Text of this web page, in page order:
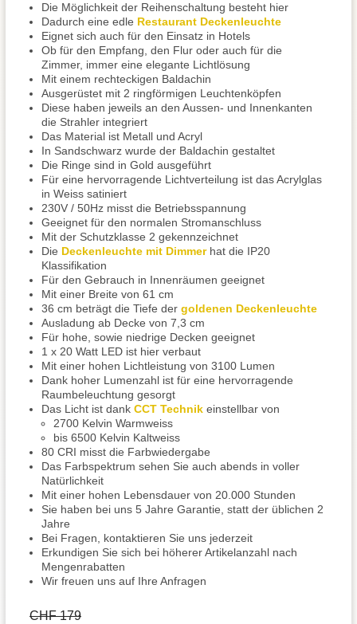
Die Möglichkeit der Reihenschaltung besteht hier
Dadurch eine edle Restaurant Deckenleuchte
Eignet sich auch für den Einsatz in Hotels
Ob für den Empfang, den Flur oder auch für die
Zimmer, immer eine elegante Lichtlösung
Mit einem rechteckigen Baldachin
Ausgerüstet mit 2 ringförmigen Leuchtenköpfen
Diese haben jeweils an den Aussen- und Innenkanten
die Strahler integriert
Das Material ist Metall und Acryl
In Sandschwarz wurde der Baldachin gestaltet
Die Ringe sind in Gold ausgeführt
Für eine hervorragende Lichtverteilung ist das Acrylglas
in Weiss satiniert
230V / 50Hz misst die Betriebsspannung
Geeignet für den normalen Stromanschluss
Mit der Schutzklasse 2 gekennzeichnet
Die Deckenleuchte mit Dimmerhat die IP20
Klassifikation
Für den Gebrauch in Innenräumen geeignet
Mit einer Breite von 61 cm
36 cm beträgt die Tiefe der goldenen Deckenleuchte
Ausladung ab Decke von 7,3 cm
Für hohe, sowie niedrige Decken geeignet
1 x 20 Watt LED ist hier verbaut
Mit einer hohen Lichtleistung von 3100 Lumen
Dank hoher Lumenzahl ist für eine hervorragende
Raumbeleuchtung gesorgt
Das Licht ist dank CCT Technik einstellbar von
2700 Kelvin Warmweiss
bis 6500 Kelvin Kaltweiss
80 CRI misst die Farbwiedergabe
Das Farbspektrum sehen Sie auch abends in voller
Natürlichkeit
Mit einer hohen Lebensdauer von 20.000 Stunden
Sie haben bei uns 5 Jahre Garantie, statt der üblichen 2
Jahre
Bei Fragen, kontaktieren Sie uns jederzeit
Erkundigen Sie sich bei höherer Artikelanzahl nach
Mengenrabatten
Wir freuen uns auf Ihre Anfragen
CHF 179